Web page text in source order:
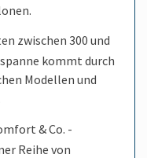
zwischen 300 und
kommt durch
Modellen und
& Co. -
Reihe von